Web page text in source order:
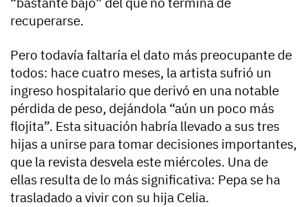
recuperarse.
Pero todavía faltaría el dato más preocupante de
todos: hace cuatro meses, la artista sufrió un
ingreso hospitalario que derivó en una notable
pérdida de peso, dejándola “aún un poco más
flojita”. Esta situación habría llevado a sus tres
hijas a unirse para tomar decisiones importantes,
que la revista desvela este miércoles. Una de
ellas resulta de lo más significativa: Pepa se ha
trasladado a vivir con su hija Celia.